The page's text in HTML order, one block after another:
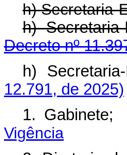
h) Secretaria-
h)
Decreto nº
h)
12.791, de 2025)
1. Gabinete;
Vigência